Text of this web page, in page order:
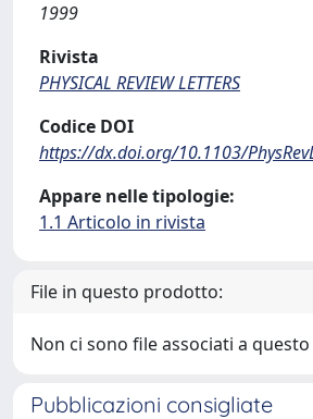
1999
Rivista
PHYSICAL REVIEW LETTERS
Codice DOI
https://dx.doi.org/10.1103/
Appare nelle tipologie:
1.1 Articolo in rivista
File in questo prodotto:
Non ci sono file associati a
Pubblicazioni consigliate